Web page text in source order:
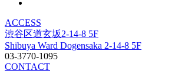
ACCESS
渋谷区道玄坂2-14-8 5F
Shibuya Ward Dogensaka 2-14-8 5F
03-3770-1095
CONTACT